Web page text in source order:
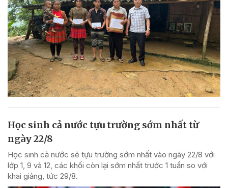
Học sinh cả nước tựu trường sớm nhất từ
ngày 22/8
Học sinh cả nước sẽ tựu trường sớm nhất vào ngày 22/8 với
lớp 1, 9 và 12, các khối còn lại sớm nhất trước 1 tuần so với
khai giảng, tức 29/8.